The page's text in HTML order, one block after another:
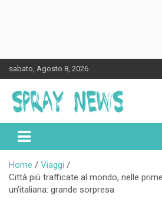
to
content
sabato, Agosto 8, 2026
Spraynews.it
Home
Viaggi
Città più trafficate al mondo, nelle
un’italiana: grande sorpresa